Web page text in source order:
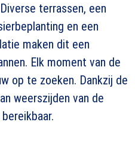
terrassen, een
en een
maken dit een
Elk moment van de
op te zoeken. Dankzij de
weerszijden van de